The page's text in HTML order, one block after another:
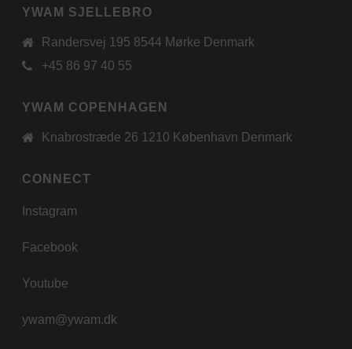
YWAM SJELLEBRO
Randersvej 195 8544 Mørke Denmark
+45 86 97 40 55
YWAM COPENHAGEN
Knabrostræde 26 1210 København Denmark
CONNECT
Instagram
Facebook
Youtube
ywam@ywam.dk